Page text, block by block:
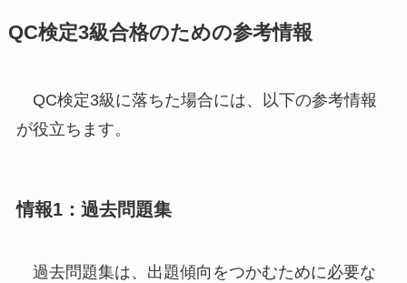
QC検定3級合格のための参考情報
QC検定3級に落ちた場合には、以下の参考情報
が役立ちます。
情報1：過去問題集
過去問題集は、出題傾向をつかむために必要な